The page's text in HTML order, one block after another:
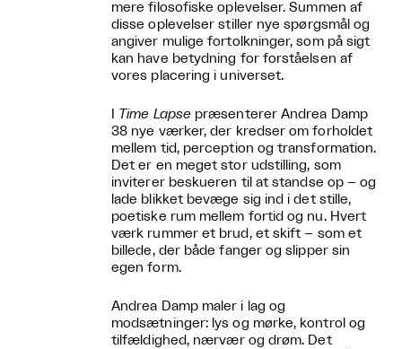
mere filosofiske oplevelser. Summen af
disse oplevelser stiller nye spørgsmål og
angiver mulige fortolkninger, som på sigt
kan have betydning for forståelsen af
vores placering i universet.
Time Lapse præsenterer Andrea Damp
38 nye værker, der kredser om forholdet
mellem tid, perception og transformation.
Det er en meget stor udstilling, som
inviterer beskueren til at standse op – og
lade blikket bevæge sig ind i det stille,
poetiske rum mellem fortid og nu. Hvert
værk rummer et brud, et skift – som et
billede, der både fanger og slipper sin
egen form.
Andrea Damp maler i lag og
modsætninger: lys og mørke, kontrol og
tilfældighed, nærvær og drøm. Det